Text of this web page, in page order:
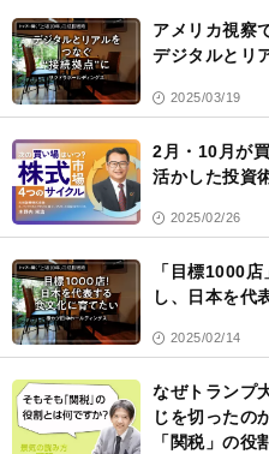
アメリカ視察
デジタルとリ
2025/03/19
2月・10月が
活かした投資
2025/02/26
「目標1000
し、日本を代
2025/02/14
なぜトランプ
じを切ったの
「関税」の役